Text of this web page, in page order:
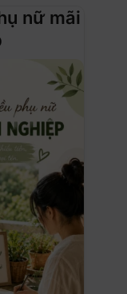
nữ mãi